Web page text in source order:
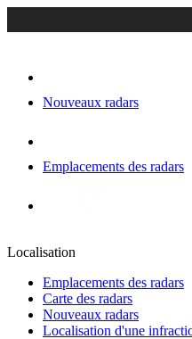
Nouveaux radars
Emplacements des radars
Localisation
Emplacements des radars
Carte des radars
Nouveaux radars
Localisation d'une